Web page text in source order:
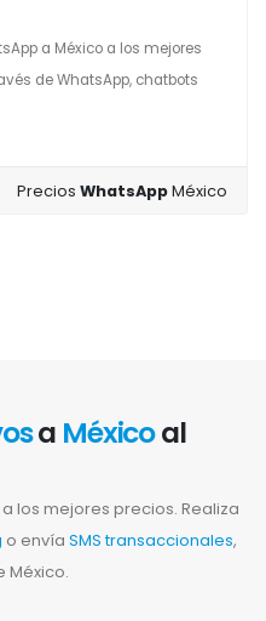
a México a los mejores
de WhatsApp, chatbots
PreciosWhatsAppMéxico
a Méxicoal
los mejores precios. Realiza
o envía SMS transaccionales,
México.